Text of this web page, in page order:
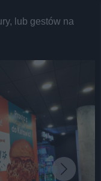
lub gestów na